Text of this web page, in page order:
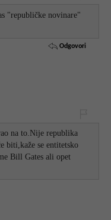
"republičke novinare"
Odgovori
na to.Nije republika
biti,kaže se entitetsko
Bill Gates ali opet